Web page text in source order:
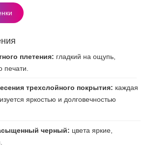
плетения: гладкий на ощупь,
печати.
трехслойного покрытия: каждая
яркостью и долговечностью
черный: цвета яркие,